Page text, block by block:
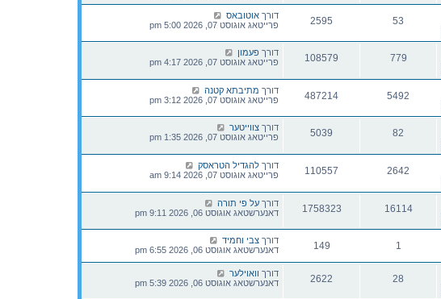
53
2595 דורך אוטובאס
פרייטאג אוגוסט 07, 2026 5:00 pm
779
108579 דורך פעמון
פרייטאג אוגוסט 07, 2026 4:17 pm
5492
487214 דורך מתיבתא קטנה
פרייטאג אוגוסט 07, 2026 3:12 pm
82
5039 דורך צווייטער
פרייטאג אוגוסט 07, 2026 1:35 pm
2642
110557 דורך להגדיל הטראסק
פרייטאג אוגוסט 07, 2026 9:14 am
16114
1758323 דורך על פי תורה
דאנערשטאג אוגוסט 06, 2026 9:11 pm
1
149 דורך צבי וחמיד
דאנערשטאג אוגוסט 06, 2026 6:55 pm
28
2622 דורך וואוילער
דאנערשטאג אוגוסט 06, 2026 5:39 pm